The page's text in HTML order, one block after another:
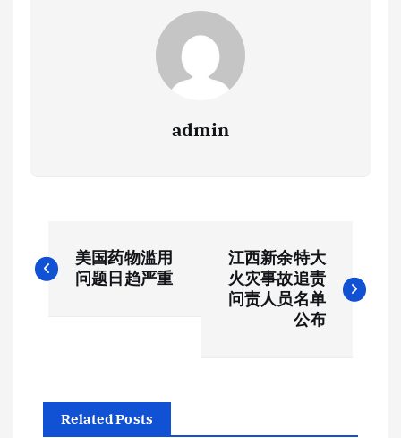
admin
章
美国药物滥用
问题日趋严重
江西新余特大
火灾事故追责
问责人员名单
公布
Related Posts